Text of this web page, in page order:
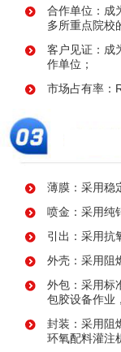
合作单位：成
多所重点院校
客户见证：成
作单位；
市场占有率：
薄膜：采用稳
喷金：采用纯
引出：采用抗
外壳：采用阻
外包：采用标
包胶设备作业
封装：采用阻
环氧配料灌注